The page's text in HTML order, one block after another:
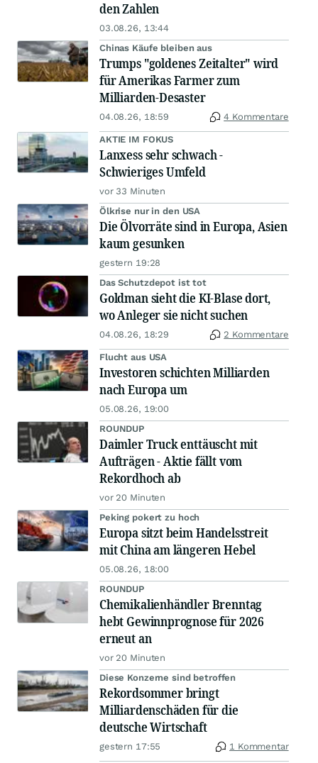
den Zahlen
03.08.26, 13:44
Chinas Käufe bleiben aus
Trumps "goldenes Zeitalter" wird
für Amerikas Farmer zum
Milliarden-Desaster
04.08.26, 18:59 4 Kommentare
AKTIE IM FOKUS
Lanxess sehr schwach -
Schwieriges Umfeld
vor 33 Minuten
Ölkrise nur in den USA
Die Ölvorräte sind in Europa, Asien
kaum gesunken
gestern 19:28
Das Schutzdepot ist tot
Goldman sieht die KI-Blase dort,
wo Anleger sie nicht suchen
04.08.26, 18:29 2 Kommentare
Flucht aus USA
Investoren schichten Milliarden
nach Europa um
05.08.26, 19:00
ROUNDUP
Daimler Truck enttäuscht mit
Aufträgen - Aktie fällt vom
Rekordhoch ab
vor 20 Minuten
Peking pokert zu hoch
Europa sitzt beim Handelsstreit
mit China am längeren Hebel
05.08.26, 18:00
ROUNDUP
Chemikalienhändler Brenntag
hebt Gewinnprognose für 2026
erneut an
vor 20 Minuten
Diese Konzerne sind betroffen
Rekordsommer bringt
Milliardenschäden für die
deutsche Wirtschaft
gestern 17:55 1 Kommentar